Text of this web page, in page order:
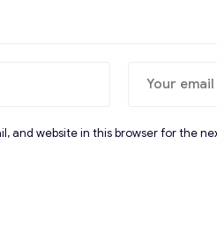
and website in this browser for the